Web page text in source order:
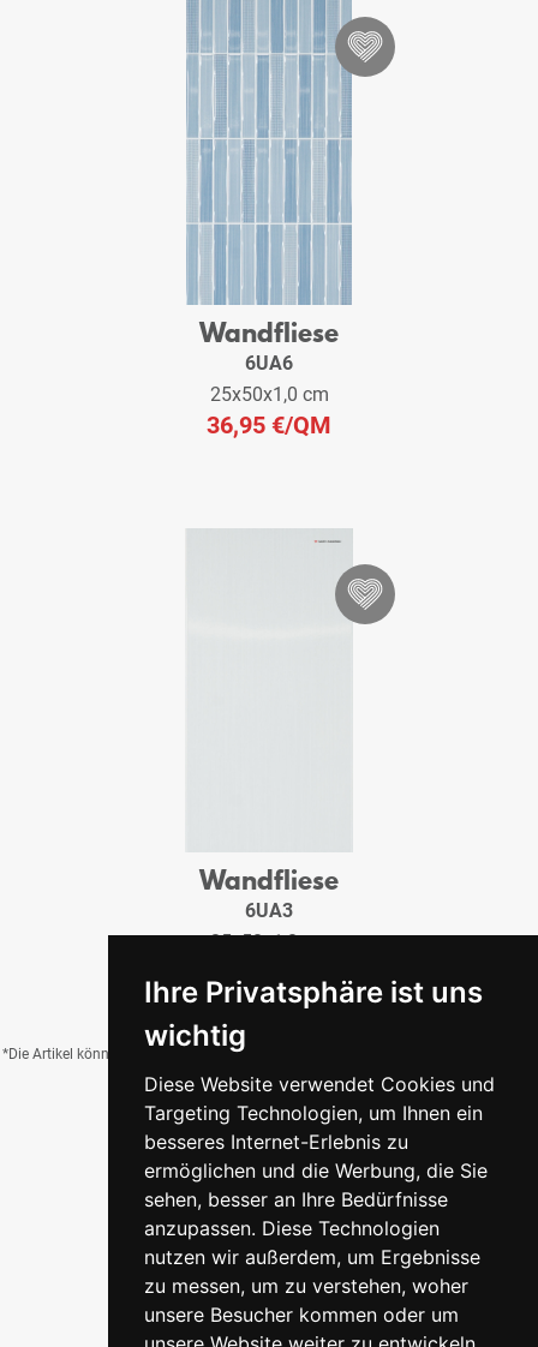
Ihre Privatsphäre ist uns
wichtig
Diese Website verwendet Cookies und
Targeting Technologien, um Ihnen ein
besseres Internet-Erlebnis zu
ermöglichen und die Werbung, die Sie
sehen, besser an Ihre Bedürfnisse
anzupassen. Diese Technologien
nutzen wir außerdem, um Ergebnisse
zu messen, um zu verstehen, woher
unsere Besucher kommen oder um
Wandfliese
6UA6
25x50x1,0 cm
36,95 €/QM
Wandfliese
6UA3
25x50x1,0 cm
*Die Artikel können durch Belichtung, Charge, Brand, Formate und weitere Einflüsse
von der Abbildung abweichen.